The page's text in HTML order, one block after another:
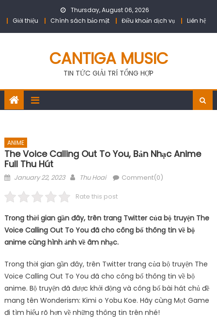
Thursday, August 06, 2026
Giới thiệu
Chính sách bảo mật Điều khoản dịch vụ Liên hệ
CANTIGA MUSIC
TIN TỨC GIẢI TRÍ TỔNG HỢP
ANIME
The Voice Calling Out To You, Bản Nhạc Anime
Full Thu Hút
Posted
January 22, 2023 Author
Thu Hoai Comment(0)
Rate this post
Trong thời gian gần đây, trên trang Twitter của bộ truyện The
Voice Calling Out To You đã cho công bố thông tin về bộ
anime cùng hình ảnh về âm nhạc.
Trong thời gian gần đây, trên Twitter trang của bộ truyện The
Voice Calling Out To You đã cho công bố thông tin về bộ
anime. Bộ truyện đã được khởi động và công bố bài hát chủ đề
mang tên Wonderism: Kimi o Yobu Koe. Hãy cùng Mọt Game
đi tìm hiểu rõ hơn về những thông tin trên nhé!